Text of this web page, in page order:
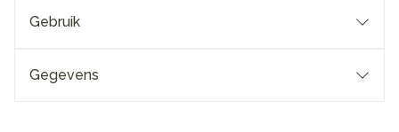
Gebruik
Gegevens